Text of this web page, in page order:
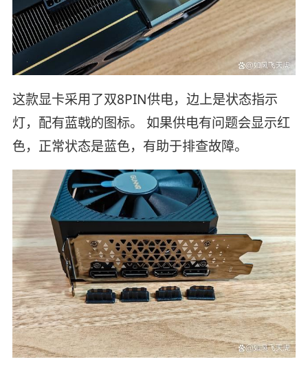
这款显卡采用了双8PIN供电，边上是状态指示
灯，配有蓝戟的图标。 如果供电有问题会显示红
色，正常状态是蓝色，有助于排查故障。